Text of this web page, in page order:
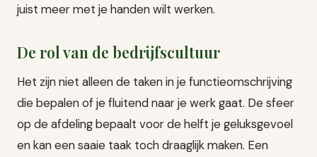
juist meer met je handen wilt werken.
De rol van de bedrijfscultuur
Het zijn niet alleen de taken in je functieomschrijving
die bepalen of je fluitend naar je werk gaat. De sfeer
op de afdeling bepaalt voor de helft je geluksgevoel
en kan een saaie taak toch draaglijk maken. Een